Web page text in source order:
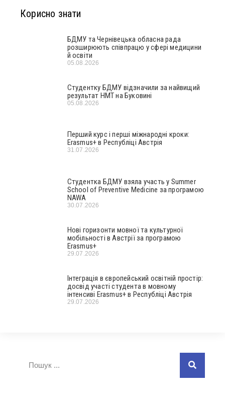
Корисно знати
БДМУ та Чернівецька обласна рада
розширюють співпрацю у сфері медицини
й освіти
05.08.2026
Студентку БДМУ відзначили за найвищий
результат НМТ на Буковині
05.08.2026
Перший курс і перші міжнародні кроки:
Erasmus+ в Республіці Австрія
31.07.2026
Студентка БДМУ взяла участь у Summer
School of Preventive Medicine за програмою
NAWA
30.07.2026
Нові горизонти мовної та культурної
мобільності в Австрії за програмою
Erasmus+
29.07.2026
Інтеграція в європейський освітній простір:
досвід участі студента в мовному
інтенсиві Erasmus+ в Республіці Австрія
29.07.2026